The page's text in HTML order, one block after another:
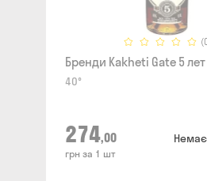
Бренди Kakheti Gate 5 лет
40°
274,00
грн за 1 шт
Немає